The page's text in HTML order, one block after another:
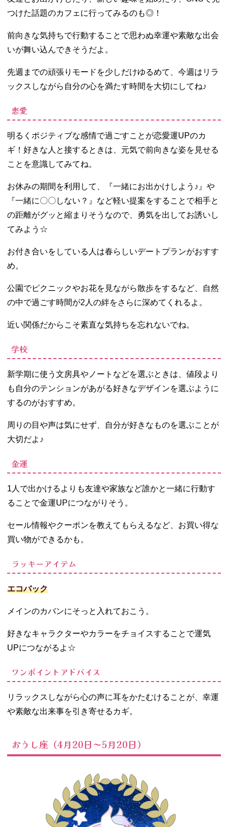
つけた話題のカフェに行ってみるのも◎！
前向きな気持ちで行動することで思わぬ幸運や素敵な出会
いが舞い込んできそうだよ。
先週までの頑張りモードを少しだけゆるめて、今週はリラ
ックスしながら自分の心を満たす時間を大切にしてね♪
恋愛
明るくポジティブな感情で過ごすことが恋愛運UPのカ
ギ！好きな人と接するときは、元気で前向きな姿を見せる
ことを意識してみてね。
お休みの期間を利用して、『一緒にお出かけしよう♪』や
『一緒に〇〇しない？』など軽い提案をすることで相手と
の距離がグッと縮まりそうなので、勇気を出してお誘いし
てみよう☆
お付き合いをしている人は春らしいデートプランがおすす
め。
公園でピクニックやお花を見ながら散歩をするなど、自然
の中で過ごす時間が2人の絆をさらに深めてくれるよ。
近い関係だからこそ素直な気持ちを忘れないでね。
学校
新学期に使う文房具やノートなどを選ぶときは、値段より
も自分のテンションがあがる好きなデザインを選ぶように
するのがおすすめ。
周りの目や声は気にせず、自分が好きなものを選ぶことが
大切だよ♪
金運
1人で出かけるよりも友達や家族など誰かと一緒に行動す
ることで金運UPにつながりそう。
セール情報やクーポンを教えてもらえるなど、お買い得な
買い物ができるかも。
ラッキーアイテム
エコバック
メインのカバンにそっと入れておこう。
好きなキャラクターやカラーをチョイスすることで運気
UPにつながるよ☆
ワンポイントアドバイス
リラックスしながら心の声に耳をかたむけることが、幸運
や素敵な出来事を引き寄せるカギ。
おうし座（4月20日～5月20日）